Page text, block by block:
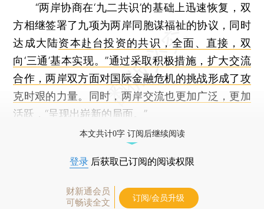
“两岸协商在‘九二共识’的基础上迅速恢复，双
方相继签署了九项为两岸同胞谋福祉的协议，同时
达成大陆资本赴台投资的共识，全面、直接，双
向‘三通’基本实现。”通过采取积极措施，扩大交流
合作，两岸双方面对国际金融危机的挑战形成了攻
克时艰的力量。同时，两岸交流也更加广泛，更加
活跃，“呈现出崭新的局面。”
本文共计0字 订阅后继续阅读
登录 后获取已订阅的阅读权限
财新通会员
可畅读全文
订阅/会员升级